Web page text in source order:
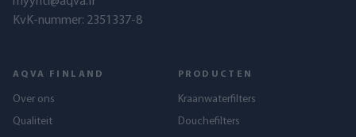
KvK-nummer: 2351337-8
AQVA FINLAND
Over ons
Qualiteit
PRODUCTEN
Kraanwaterfilters
Douchefilters